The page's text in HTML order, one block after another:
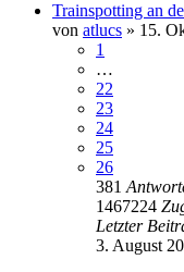
Trainspotting an
von atlucs » 15.
1
…
22
23
24
25
26
381
1467224
Letzter
3. August